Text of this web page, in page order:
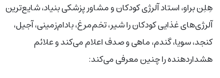
هِلِن براو، استاد آلرژی کودکان و مشاور پزشکی بنیاد، شایع‌ترین
آلرژی‌های غذایی کودکان را شیر، تخم‌مرغ، بادام‌زمینی، آجیل،
کنجد، سویا، گندم، ماهی و صدف اعلام می‌کند و علائم
هشداردهنده را چنین معرفی می‌کند: